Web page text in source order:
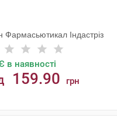
Фармасьютикал Індастріз
в наявності
159.90 грн